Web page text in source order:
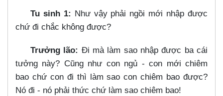
Tu sinh 1: Như vậy phải ngồi mới nhập được
chứ đi chắc không được?
Trưởng lão: Đi mà làm sao nhập được ba cái
tưởng này? Cũng như con ngủ - con mới chiêm
bao chứ con đi thì làm sao con chiêm bao được?
Nó đi - nó phải thức chứ làm sao chiêm bao!